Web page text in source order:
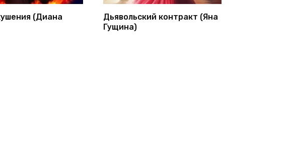
(Диана
Дьявольский контракт (Яна
Гущина)